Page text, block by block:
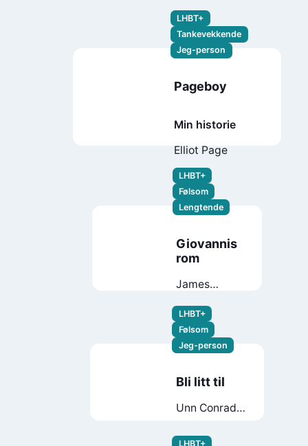
Lengali
LHBT+
Tankevekkende
Jeg-person
Pageboy
Min historie
Elliot Page
LHBT+
Følsom
Lengtende
Giovannis
rom
James
LHBT+
Følsom
Jeg-person
Bli litt til
Unn Conradi
LHBT+